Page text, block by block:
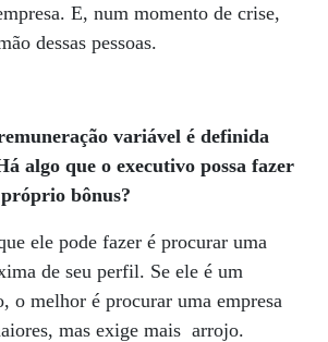
E, num momento de crise,
dessas pessoas.
variável é definida
algo que o executivo possa fazer
bônus?
ele pode fazer é procurar uma
de seu perfil. Se ele é um
o melhor é procurar uma empresa
mas exige mais arrojo.